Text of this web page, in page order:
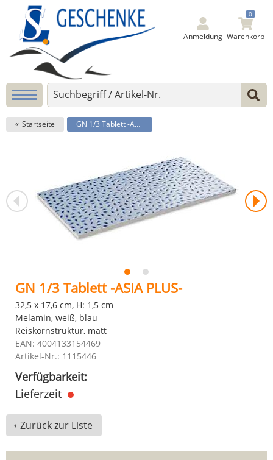
Anmeldung
0
Warenkorb
Startseite GN 1/3 Tablett -ASIA PLUS-
GN 1/3 Tablett -ASIA PLUS-
32,5 x 17,6 cm, H: 1,5 cm
Melamin, weiß, blau
Reiskornstruktur, matt
EAN: 4004133154469
Artikel-Nr.: 1115446
Verfügbarkeit:
Lieferzeit
Zurück zur Liste